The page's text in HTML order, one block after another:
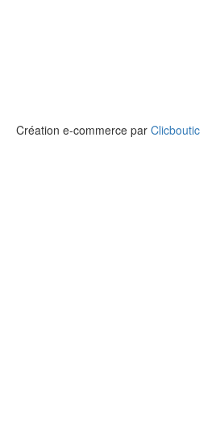
Création e-commerce par Clicboutic